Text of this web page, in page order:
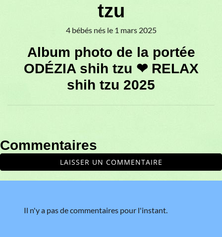
tzu
4 bébés nés le 1 mars 2025
Album photo de la portée
ODÉZIA shih tzu ❤ RELAX
shih tzu 2025
Commentaires
LAISSER UN COMMENTAIRE
Il n'y a pas de commentaires pour l'instant.